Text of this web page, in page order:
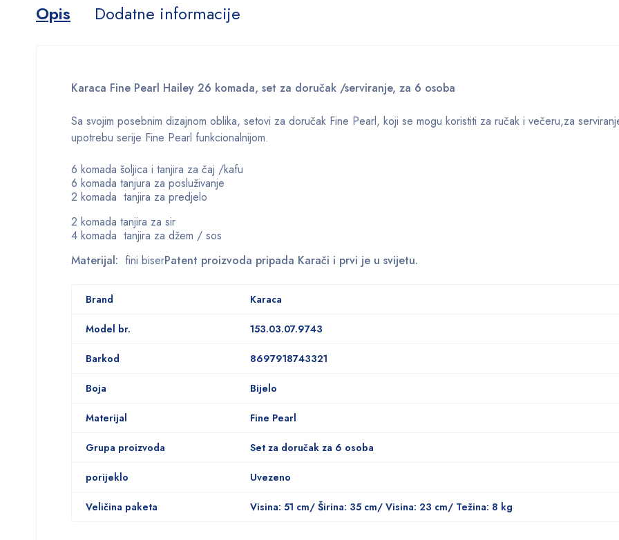
Opis Dodatne informacije
Karaca Fine Pearl Hailey 26 komada, set za doručak /serviranje, za 6 osoba
Sa svojim posebnim dizajnom oblika, setovi za doručak Fine Pearl, koji se mogu koristiti za ručak i večeru,za
upotrebu serije Fine Pearl funkcionalnijom.
6 komada šoljica i tanjira za čaj /kafu
6 komada tanjura za posluživanje
2 komada tanjira za predjelo
2 komada tanjira za sir
4 komada tanjira za džem / sos
Materijal: fini biserPatent proizvoda pripada Karači i prvi je u svijetu.
Brand Karaca
Model br. 153.03.07.9743
Barkod 8697918743321
Boja Bijelo
Materijal Fine Pearl
Grupa proizvoda Set za doručak za 6 osoba
porijeklo Uvezeno
Veličina paketa Visina: 51 cm/ Širina: 35 cm/ Visina: 23 cm/ Težina: 8 kg